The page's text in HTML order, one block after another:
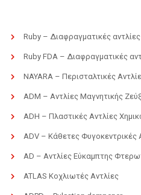
Ruby – Διαφραγματικές
Ruby FDA – Διαφραγματικές
NAYARA – Περισταλτικές
ADM – Αντλίες Μαγνητικής
ADH – Πλαστικές Αντλίες
ADV – Κάθετες Φυγοκεντρικές
AD – Αντλίες Εύκαμπτης
ATLAS Κοχλιωτές Αντλίες